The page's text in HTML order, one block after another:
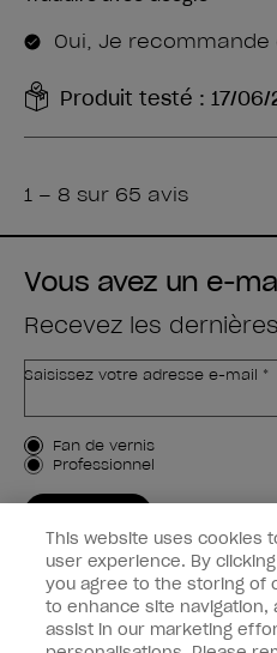
Vous avez un e-
Recevez les
Saisissez votre adresse e-mail *
Type de client
Fan de vernis
Professionnel
Informations clients
Connectez-Vous
This website uses cookies
user experience. By clicking
you agree to the storing of
to enhance site navigation,
assist in our marketing